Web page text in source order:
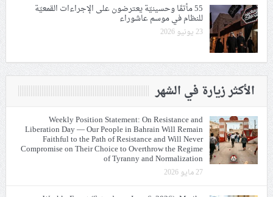
55 مأتمًا وحسينيّة يعترضون على الإجراءات القمعيّة
للنظام في موسم عاشوراء
23 يونيو 2026
الأكثر زيارة في الشهر
Weekly Position Statement: On Resistance and
Liberation Day — Our People in Bahrain Will Remain
Faithful to the Path of Resistance and Will Never
Compromise on Their Choice to Overthrow the Regime
of Tyranny and Normalization
27 مايو 2026